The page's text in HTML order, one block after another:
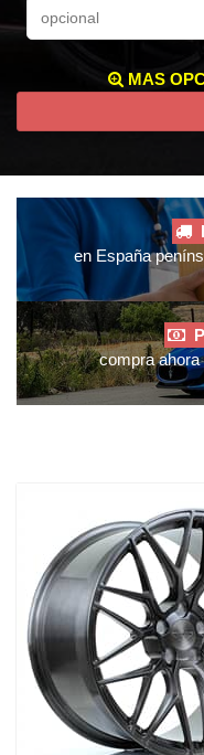
MAS
en España
compra